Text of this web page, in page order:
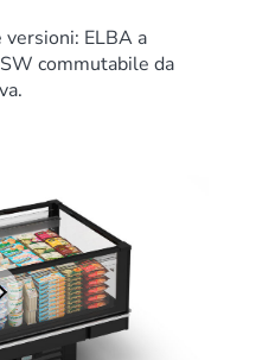
ELBA a
commutabile da